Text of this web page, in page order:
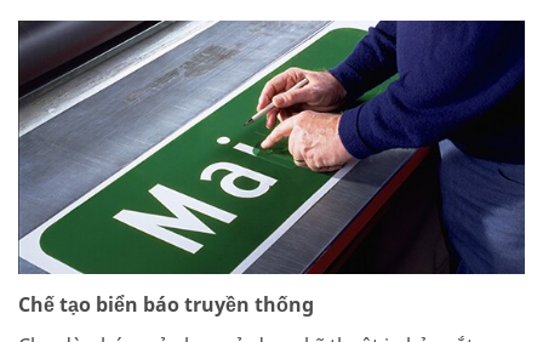
Chế tạo biển báo truyền thống